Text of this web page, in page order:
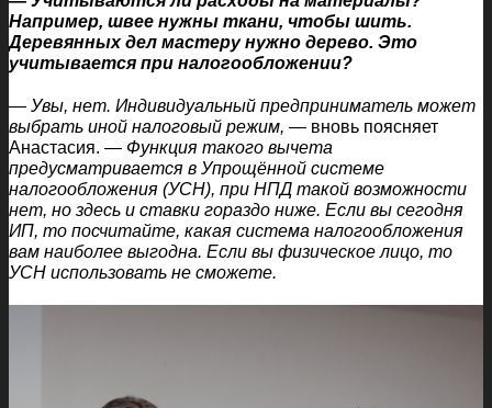
Например, швее нужны ткани, чтобы шить.
Деревянных дел мастеру нужно дерево. Это
учитывается при налогообложении?
— Увы, нет. Индивидуальный предприниматель может
выбрать иной налоговый режим, — вновь поясняет
Анастасия. — Функция такого вычета
предусматривается в Упрощённой системе
налогообложения (УСН), при НПД такой возможности
нет, но здесь и ставки гораздо ниже. Если вы сегодня
ИП, то посчитайте, какая система налогообложения
вам наиболее выгодна. Если вы физическое лицо, то
УСН использовать не сможете.